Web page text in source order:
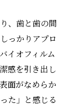
組みを歯科
白施術の特
、歯と歯の間
っかりアプロ
イオフィルム
感を引き出し
面がなめらか
た」と感じる